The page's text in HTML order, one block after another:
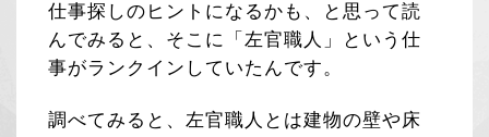
仕事探しのヒントになるかも、と思って読
んでみると、そこに「左官職人」という仕
事がランクインしていたんです。
調べてみると、左官職人とは建物の壁や床